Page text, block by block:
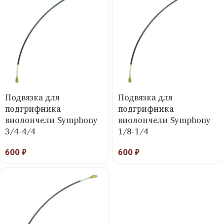
Подвязка для
подгрифника
виолончели Symphony
3/4-4/4
600₽
Подвязка для
подгрифника
виолончели Symphony
1/8-1/4
600₽